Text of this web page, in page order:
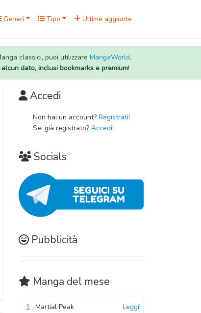
Generi Tipo Ultime aggiunte
classici, puoi utilizzare MangaWorld.
dato, inclusi bookmarks e premium!
Accedi
Non hai un account? Registrati!
Sei già registrato? Accedi!
Socials
Pubblicità
Manga del mese
1 Martial Peak Leggi!